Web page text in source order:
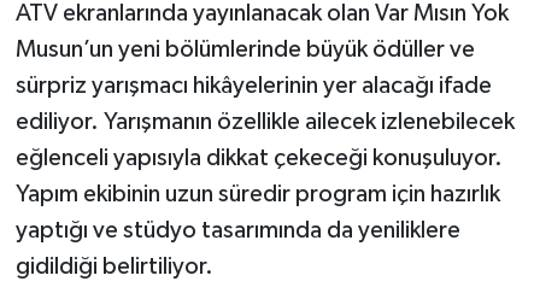
ATV ekranlarında yayınlanacak olan Var Mısın Yok
Musun’un yeni bölümlerinde büyük ödüller ve
sürpriz yarışmacı hikâyelerinin yer alacağı ifade
ediliyor. Yarışmanın özellikle ailecek izlenebilecek
eğlenceli yapısıyla dikkat çekeceği konuşuluyor.
Yapım ekibinin uzun süredir program için hazırlık
yaptığı ve stüdyo tasarımında da yeniliklere
gidildiği belirtiliyor.